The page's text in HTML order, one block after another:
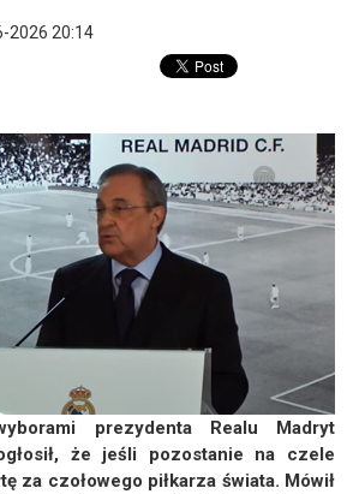
2026 20:14
prezydenta Realu Madryt
że jeśli pozostanie na czele
za czołowego piłkarza świata. Mówił